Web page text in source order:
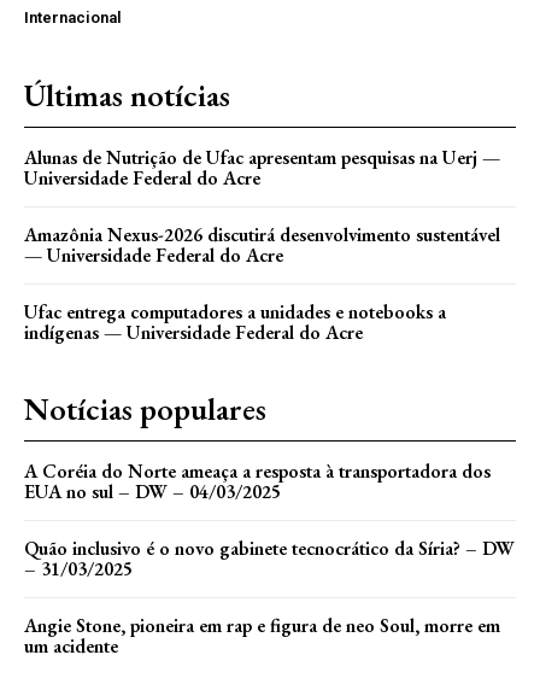
Internacional
Últimas notícias
Alunas de Nutrição de Ufac apresentam pesquisas na Uerj —
Universidade Federal do Acre
Amazônia Nexus-2026 discutirá desenvolvimento sustentável
— Universidade Federal do Acre
Ufac entrega computadores a unidades e notebooks a
indígenas — Universidade Federal do Acre
Notícias populares
A Coréia do Norte ameaça a resposta à transportadora dos
EUA no sul – DW – 04/03/2025
Quão inclusivo é o novo gabinete tecnocrático da Síria? – DW
– 31/03/2025
Angie Stone, pioneira em rap e figura de neo Soul, morre em
um acidente